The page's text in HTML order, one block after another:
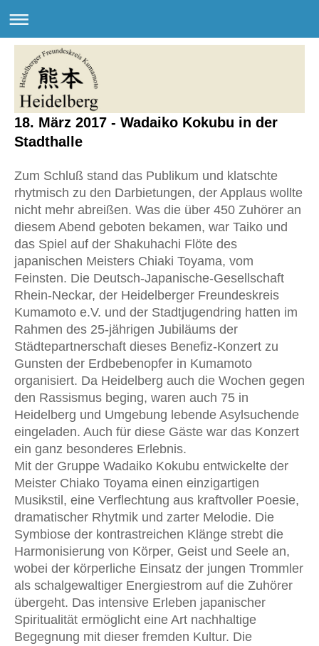
18. März 2017 - Wadaiko Kokubu in der
Stadthalle
Zum Schluß stand das Publikum und klatschte
rhytmisch zu den Darbietungen, der Applaus wollte
nicht mehr abreißen. Was die über 450 Zuhörer an
diesem Abend geboten bekamen, war Taiko und
das Spiel auf der Shakuhachi Flöte des
japanischen Meisters Chiaki Toyama, vom
Feinsten. Die Deutsch-Japanische-Gesellschaft
Rhein-Neckar, der Heidelberger Freundeskreis
Kumamoto e.V. und der Stadtjugendring hatten im
Rahmen des 25-jährigen Jubiläums der
Städtepartnerschaft dieses Benefiz-Konzert zu
Gunsten der Erdbebenopfer in Kumamoto
organisiert. Da Heidelberg auch die Wochen gegen
den Rassismus beging, waren auch 75 in
Heidelberg und Umgebung lebende Asylsuchende
eingeladen. Auch für diese Gäste war das Konzert
ein ganz besonderes Erlebnis.
Mit der Gruppe Wadaiko Kokubu entwickelte der
Meister Chiako Toyama einen einzigartigen
Musikstil, eine Verflechtung aus kraftvoller Poesie,
dramatischer Rhytmik und zarter Melodie. Die
Symbiose der kontrastreichen Klänge strebt die
Harmonisierung von Körper, Geist und Seele an,
wobei der körperliche Einsatz der jungen Trommler
als schalgewaltiger Energiestrom auf die Zuhörer
übergeht. Das intensive Erleben japanischer
Spiritualität ermöglicht eine Art nachhaltige
Begegnung mit dieser fremden Kultur. Die